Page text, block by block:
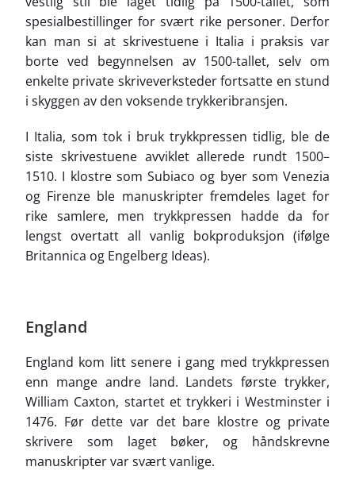
spesialbestillinger for svært rike personer. Derfor
kan man si at skrivestuene i Italia i praksis var
borte ved begynnelsen av 1500-tallet, selv om
enkelte private skriveverksteder fortsatte en stund
i skyggen av den voksende trykkeribransjen.
I Italia, som tok i bruk trykkpressen tidlig, ble de
siste skrivestuene avviklet allerede rundt 1500–
1510. I klostre som Subiaco og byer som Venezia
og Firenze ble manuskripter fremdeles laget for
rike samlere, men trykkpressen hadde da for
lengst overtatt all vanlig bokproduksjon (ifølge
Britannica og Engelberg Ideas).
England
England kom litt senere i gang med trykkpressen
enn mange andre land. Landets første trykker,
William Caxton, startet et trykkeri i Westminster i
1476. Før dette var det bare klostre og private
skrivere som laget bøker, og håndskrevne
manuskripter var svært vanlige.